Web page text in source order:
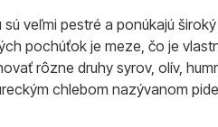
sú veľmi pestré a ponúkajú
pochúťok je meze, čo je
rôzne druhy syrov, olív,
chlebom nazývanom